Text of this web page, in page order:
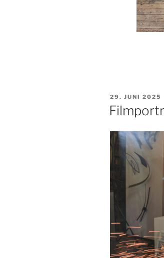
AM
29. JUNI 2025